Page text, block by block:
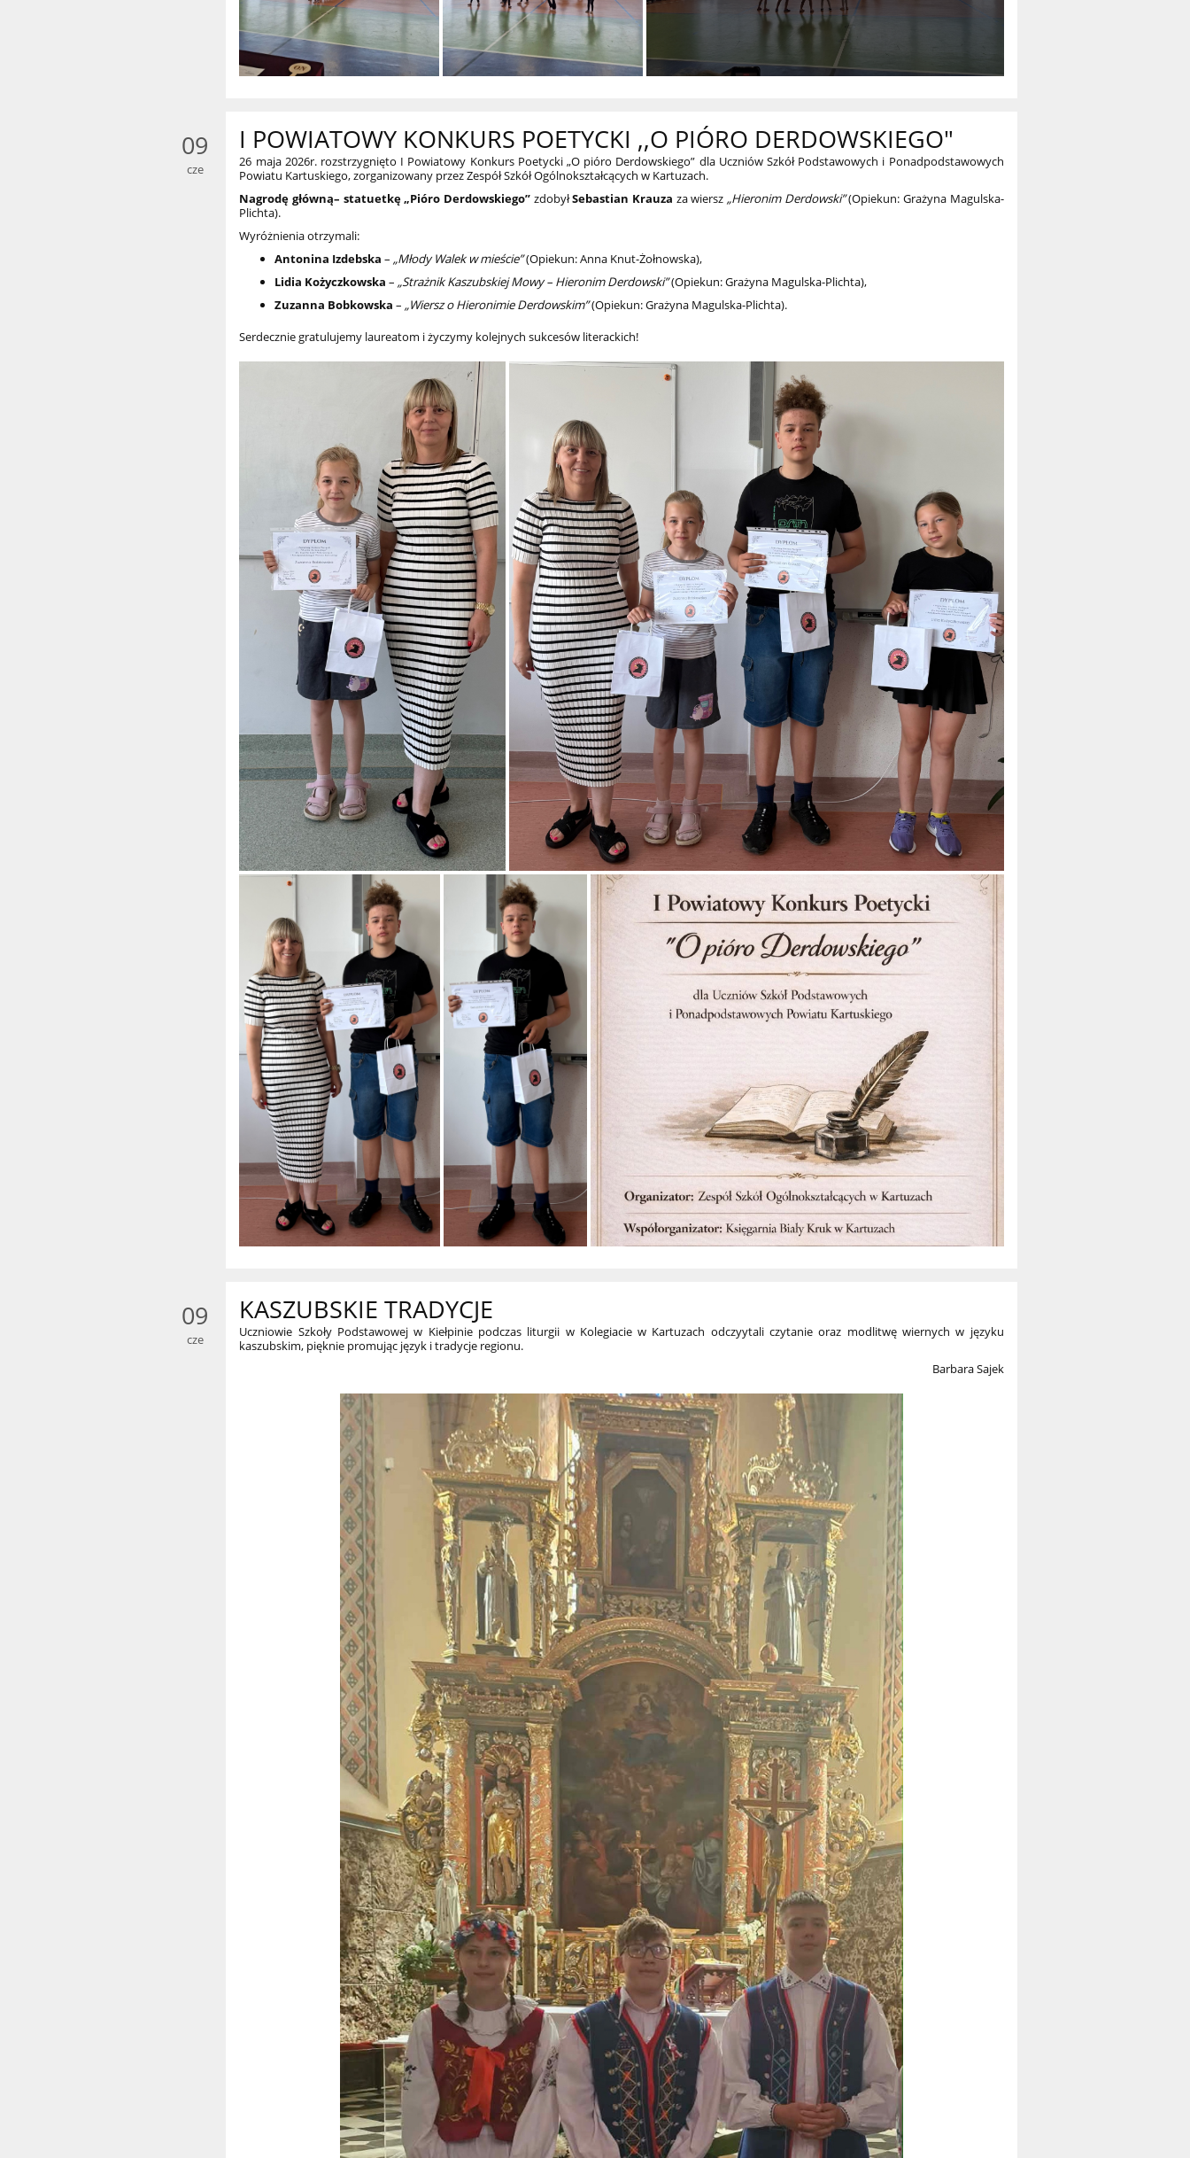
09
cze
I POWIATOWY KONKURS POETYCKI ,,O PIÓRO DERDOWSKIEGO"
26 maja 2026r. rozstrzygnięto I Powiatowy Konkurs Poetycki „O pióro Derdowskiego” dla Uczniów Szkół Podstawowych i Ponadpodstawowych
Powiatu Kartuskiego, zorganizowany przez Zespół Szkół Ogólnokształcących w Kartuzach.
Nagrodę główną– statuetkę „Pióro Derdowskiego” zdobyłSebastian Krauza za wiersz„Hieronim Derdowski”(Opiekun: Grażyna Magulska-
Plichta).
Wyróżnienia otrzymali:
Antonina Izdebska –„Młody Walek w mieście”(Opiekun: Anna Knut-Żołnowska),
Lidia Kożyczkowska –„Strażnik Kaszubskiej Mowy – Hieronim Derdowski”(Opiekun: Grażyna Magulska-Plichta),
Zuzanna Bobkowska –„Wiersz o Hieronimie Derdowskim”(Opiekun: Grażyna Magulska-Plichta).
Serdecznie gratulujemy laureatom i życzymy kolejnych sukcesów literackich!
09
cze
KASZUBSKIE TRADYCJE
Uczniowie Szkoły Podstawowej w Kiełpinie podczas liturgii w Kolegiacie w Kartuzach odczyytali czytanie oraz modlitwę wiernych w języku
kaszubskim, pięknie promując język i tradycje regionu.
Barbara Sajek